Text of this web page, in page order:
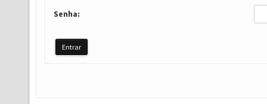
Senha: